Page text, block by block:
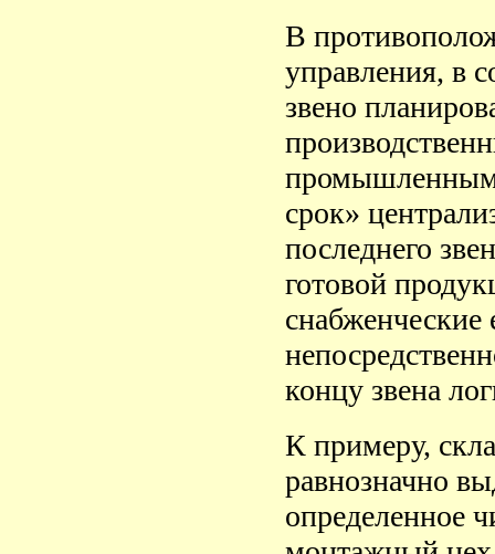
В
управления, в
звено
промышленным
срок»
последнего
готовой
концу звена
К примеру,
равнозначно
определенное